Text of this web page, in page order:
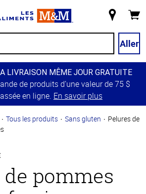
magasin
Aller
LIVRAISON MÊME JOUR GRATUITE
de produits d’une valeur de 75 $
en ligne. En savoir plus
Tous les produits Sans gluten
Pelures de
pommes